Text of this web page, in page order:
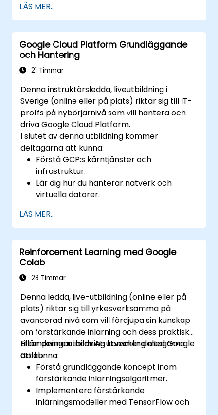
Använda Facebooks Prophet-bibliotek
för flexibel prognostik.
Visualisera tidsseriedata och
prognosresultat.
LÄS MER...
Google Cloud Platform Grundläggande
och Hantering
21 Timmar
Denna instruktörsledda, liveutbildning i
Sverige (online eller på plats) riktar sig till IT-
proffs på nybörjarnivå som vill hantera och
driva Google Cloud Platform.
I slutet av denna utbildning kommer
deltagarna att kunna:
Förstå GCP:s kärntjänster och
infrastruktur.
Lär dig hur du hanterar nätverk och
virtuella datorer.
för säkerhet i GCP.
Utforska Kubernetes och
containerhantering i GCP.
Lär dig mer om lagringsalternativ och hur
du konfigurerar dem.
Distribuera och konfigurera databaser på
LÄS MER...
Reinforcement Learning med Google
Colab
28 Timmar
Denna ledda, live-utbildning (online eller på
plats) riktar sig till yrkesverksamma på
avancerad nivå som vill fördjupa sin kunskap
om förstärkande inlärning och dess praktiska
tillämpningar inom AI-utveckling med Google
Colab.
Efter denna utbildning kommer deltagarna
att kunna:
Förstå grundläggande koncept inom
förstärkande inlärningsalgoritmer.
Implementera förstärkande
inlärningsmodeller med TensorFlow och